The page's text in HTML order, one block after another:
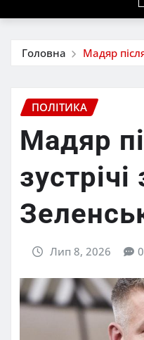
Головна Мадяр
ПОЛІТИКА
Мадяр
зустрічі
Лип 8, 2026 0